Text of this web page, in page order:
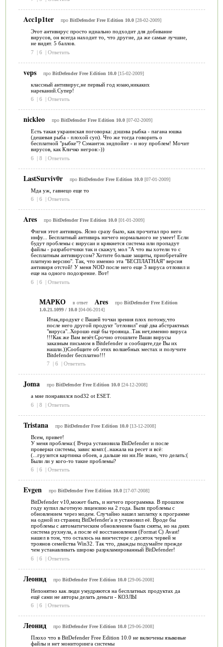
Acc1p1ter про BitDefender Free Edition 10.0[28-02-2009]
Этот антивирус просто идиально подходит для добивание
вирусов, он всегда находит то, что другие, да же самые лучшие,
не видят. 5 баллов.
7
| 6 | Ответить
veps про BitDefender Free Edition 10.0[15-02-2009]
классный антивирус,не первый год юзаю,никаких
нареканий.Супер!
6
| 6 | Ответить
nickleo про BitDefender Free Edition 10.0[07-02-2009]
Есть такая украинская поговорка: дэшэва рыбка - пагана юшка
(дешевая рыба - плохой суп). Что же тогда говорить о
бесплатной "рыбке"? Сэмантэк эндпойнт - и ноу проблем! Мочит
вирусов, как Кличко негров:-))
6
| 8 | Ответить
LastSurviv0r про BitDefender Free Edition 10.0[07-01-2009]
Мда уж, гавнецо еще то
6
| 6 | Ответить
Ares про BitDefender Free Edition 10.0[01-01-2009]
Фигня этот антивирь. Ясно сразу было, как прочитал про него
инфу... Бесплатный антивирь ничего нормального не умеет! Если
будут проблемы с вирусаи и крякнется система или пропадут
файлы - разработчики так и скажут, мол "А что вы хотели то с
бесплатным антивирусом? Хотите больше защиты, приобретайте
платную версию". Так, что именно эта "БЕСПЛАТНАЯ" версия
антивиря отстой! У меня NOD после него еще 3 вируса отловил и
еще на одного подозрение. Вот!
6
| 6 | Ответить
МАРКО в ответ Ares про BitDefender Free Edition
1.0.21.1099 / 10.0[04-06-2014]
Итак,продукт с Вашей точки зрения плох потому,что
после него другой продукт "отловил" ещё два абстрактных
"вируса"..Хорошо ещё бы троянца..Так нет,именно вируса
!!!Как же Вам везёт.Срочно отошлите Ваши вирусы
заказным письмом в Bitdefender и сообщите,где Вы их
нашли.))Сообщите об этих волшебных местах и получите
Bitdefender бесплатно!!!
7
| 6 | Ответить
Joma про BitDefender Free Edition 10.0[24-12-2008]
а мне понравился nod32 ot ESET.
6
| 8 | Ответить
Tristana про BitDefender Free Edition 10.0[13-12-2008]
Всем, привет!
У меня проблема:( Вчера установила BitDefender и после
проверки системы, завис комп:(..нажала на ресет и всё:
(...грузится картинка обоев, а дальше ни ни.Не знаю, что делать:(
Были ли у кого-то такие проблемы?
6
| 6 | Ответить
Evgen про BitDefender Free Edition 10.0[17-07-2008]
BitDefender v10,может быть, и ничего программка. В прошлом
году купил льготную лицензию на 2 года. Были проблемы с
обновлением через модем. Случайно нашел заплатку к программе
на одной из страниц BitDefender'а и установил её. Вроде бы
проблемы с автоматическим обновлением были сняты, но на днях
система рухнула, а после её восстановления (Format C) Avast!
нашел в том, что осталось на винчестере с десяток червей м
троянов семейства Win32. Так что, дважды подумайте прежде
чем устанавливать широко разркламированный BitDefender!
6
| 6 | Ответить
Леонид про BitDefender Free Edition 10.0[29-06-2008]
Непонятно как люди умудряются на бесплатных продуктах да
ещё сами не авторы делать деньги - КОЗЛЫ
6
| 6 | Ответить
Леонид про BitDefender Free Edition 10.0[29-06-2008]
Плохо что в BitDefender Free Edition 10.0 не включены языковые
файлы и нет мониторинга системы